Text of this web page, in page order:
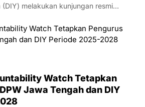
melakukan kunjungan resmi…
Watch Tetapkan
Jawa Tengah dan DIY